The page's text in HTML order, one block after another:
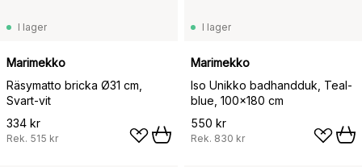
I lager
Marimekko
Räsymatto bricka Ø31 cm,
Svart-vit
334 kr
Rek. 515 kr
I lager
Marimekko
Iso Unikko badhandduk, Teal-
blue, 100x180 cm
550 kr
Rek. 830 kr